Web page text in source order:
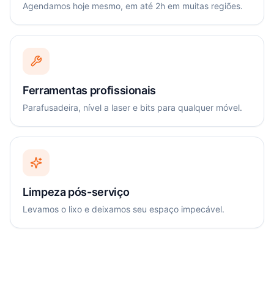
Agendamos hoje mesmo, em até 2h em muitas regiões.
Ferramentas profissionais
Parafusadeira, nível a laser e bits para qualquer móvel.
Limpeza pós-serviço
Levamos o lixo e deixamos seu espaço impecável.